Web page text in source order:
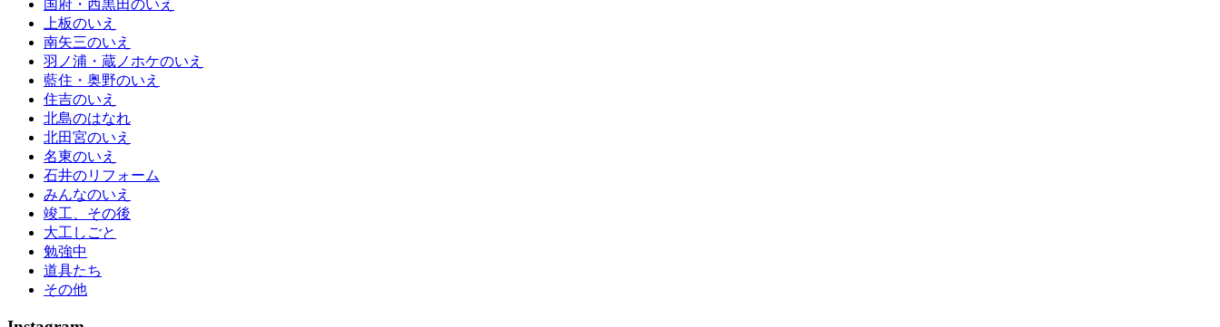
国府・西黒田のいえ
上板のいえ
南矢三のいえ
羽ノ浦・蔵ノホケのいえ
藍住・奥野のいえ
住吉のいえ
北島のはなれ
北田宮のいえ
名東のいえ
石井のリフォーム
みんなのいえ
竣工、その後
大工しごと
勉強中
道具たち
その他